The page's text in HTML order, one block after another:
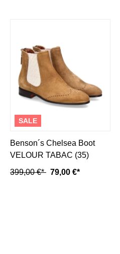
SALE
Benson´s Chelsea Boot
VELOUR TABAC (35)
399,00 €* 79,00 €*